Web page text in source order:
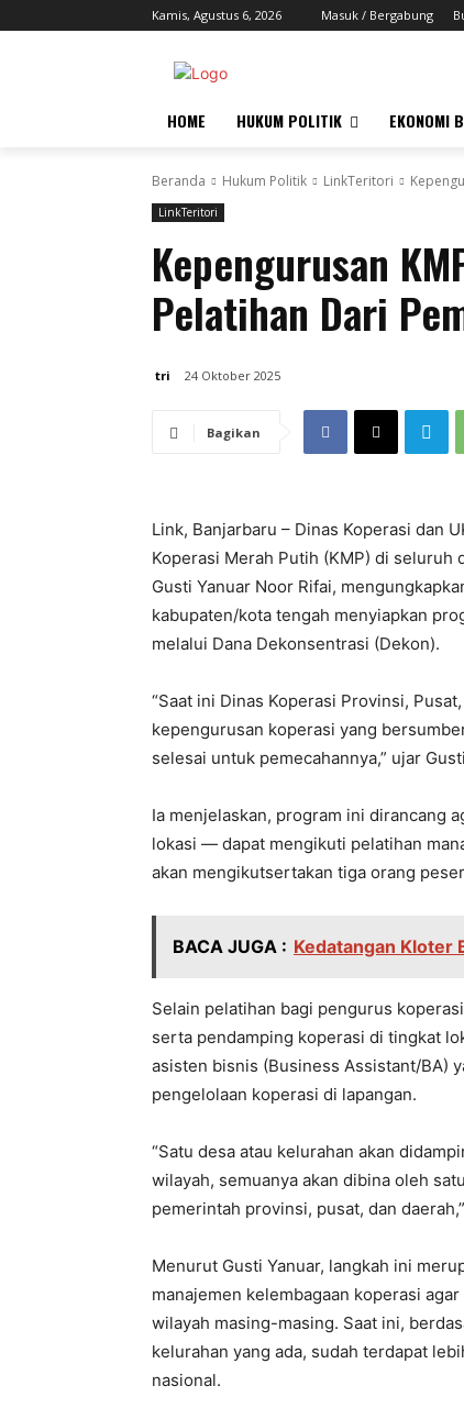
Kamis, Agustus 6, 2026 Masuk / Bergabung
HOME HUKUM POLITIK EKONOMI
Beranda Hukum Politik LinkTeritori
LinkTeritori
Kepengurusan
Pelatihan Dari
tri 24 Oktober 2025
Bagikan
Link, Banjarbaru – Dinas Koperasi dan
Koperasi Merah Putih (KMP) di seluruh
Gusti Yanuar Noor Rifai,
kabupaten/kota tengah menyiapkan
melalui Dana Dekonsentrasi (Dekon).
“Saat ini Dinas Koperasi Provinsi,
kepengurusan koperasi yang
selesai untuk pemecahannya,” ujar
Ia menjelaskan, program ini dirancang
lokasi — dapat mengikuti pelatihan
akan mengikutsertakan tiga orang
BACA JUGA : Kedatangan Kloter
Selain pelatihan bagi pengurus
serta pendamping koperasi di tingkat
asisten bisnis (Business Assistant/BA)
pengelolaan koperasi di lapangan.
“Satu desa atau kelurahan akan
wilayah, semuanya akan dibina oleh
pemerintah provinsi, pusat, dan
Menurut Gusti Yanuar, langkah ini
manajemen kelembagaan koperasi
wilayah masing-masing. Saat ini,
kelurahan yang ada, sudah terdapat
nasional.